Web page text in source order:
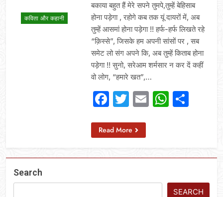
कविता और कहानी
बकाया बहुत हैं मेरे सपने तुमपे,तुम्हें बेहिसाब
होना पड़ेगा , रहोगे कब तक यूं दायरों में, अब
तुम्हें आसमां होना पड़ेगा !! हर्फ-हर्फ लिखते रहे
“क़िस्से”, जिसके हम अपनी सांसों पर , सब
समेट लो संग अपने कि, अब तुम्हें किताब होना
पड़ेगा !! सुनो, सरेआम शर्मसार न कर दें कहीं
वो लोग, “हमारे खत”,…
Facebook
Twitter
Email
Read More
Search
SEARCH